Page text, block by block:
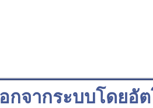
กจากระบบโดยอั